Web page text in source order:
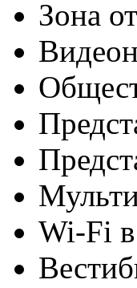
Зона
Wi-Fi